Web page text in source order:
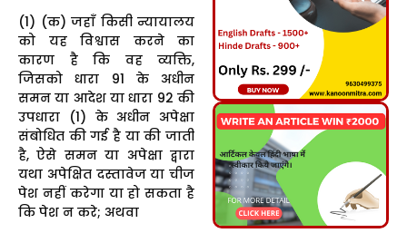
(1) (क) जहाँ किसी न्यायालय
को यह विश्वास करने का
कारण है कि वह व्यक्ति,
जिसको धारा 91 के अधीन
समन या आदेश या धारा 92 की
उपधारा (1) के अधीन अपेक्षा
संबोधित की गई है या की जाती
है, ऐसे समन या अपेक्षा द्वारा
यथा अपेक्षित दस्तावेज या चीज
पेश नहीं करेगा या हो सकता है
कि पेश न करे; अथवा